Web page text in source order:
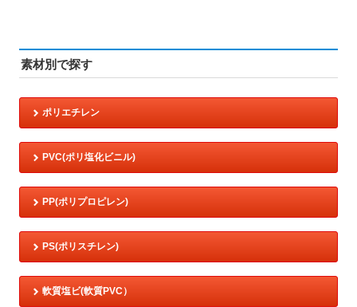
素材別で探す
ポリエチレン
PVC(ポリ塩化ビニル)
PP(ポリプロピレン)
PS(ポリスチレン)
軟質塩ビ(軟質PVC）